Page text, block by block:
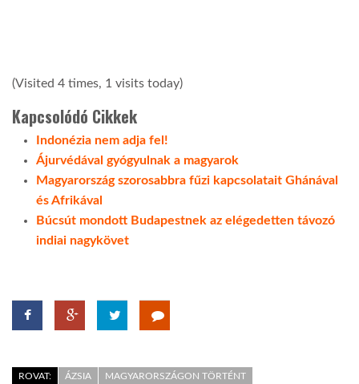
(Visited 4 times, 1 visits today)
Kapcsolódó Cikkek
Indonézia nem adja fel!
Ájurvédával gyógyulnak a magyarok
Magyarország szorosabbra fűzi kapcsolatait Ghánával
és Afrikával
Búcsút mondott Budapestnek az elégedetten távozó
indiai nagykövet
ROVAT: ÁZSIA
MAGYARORSZÁGON TÖRTÉNT